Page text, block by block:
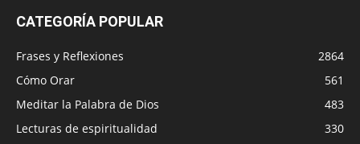
CATEGORÍA POPULAR
Frases y Reflexiones
2864
Cómo Orar
561
Meditar la Palabra de Dios
483
Lecturas de espiritualidad
330